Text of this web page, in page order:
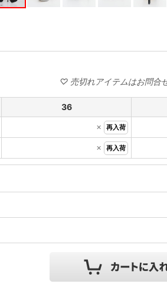
36
×
再入荷
× 再入荷